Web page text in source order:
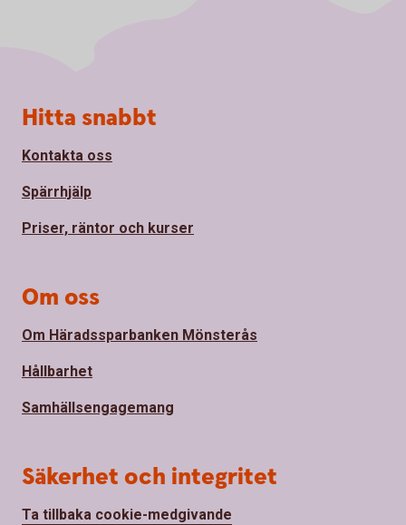
Sidfot
Hitta snabbt
Kontakta oss
Spärrhjälp
Priser, räntor och kurser
Om oss
Om Häradssparbanken Mönsterås
Hållbarhet
Samhällsengagemang
Säkerhet och integritet
Ta tillbaka cookie-medgivande